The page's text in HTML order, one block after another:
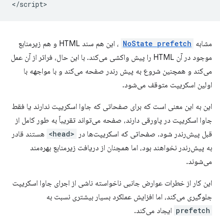
مشابه NoState prefetch
، این هم سند HTML و هم زیرمنابع
موجود در آن HTML را پیش واکشی می‌کند. با این حال، فراتر از آن عمل
می‌کند و همچنین شروع به پیش رندر صفحه می‌کند و با مواجهه با
اولین اسکریپت متوقف می‌شود.
این به این معنی است که برای صفحاتی که جاوا اسکریپت ندارند یا فقط
جاوا اسکریپت در پاورقی دارند، صفحه می‌تواند تقریباً به طور کامل از
قبل پیش‌رندر شود. صفحاتی که اسکریپت‌ها در
<head>
هستند قادر
به پیش‌رندر نخواهند بود، اما همچنان از دریافت زیرمنابع بهره‌مند
می‌شوند.
این کار از خطرات عوارض جانبی ناخواسته ناشی از اجرای جاوا اسکریپت
جلوگیری می‌کند، اما افزایش عملکرد بسیار بیشتری نسبت به
prefetch ایجاد می‌کند.